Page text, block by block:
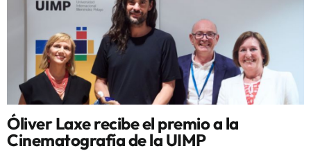
Óliver Laxe recibe el premio a la
Cinematografía de la UIMP